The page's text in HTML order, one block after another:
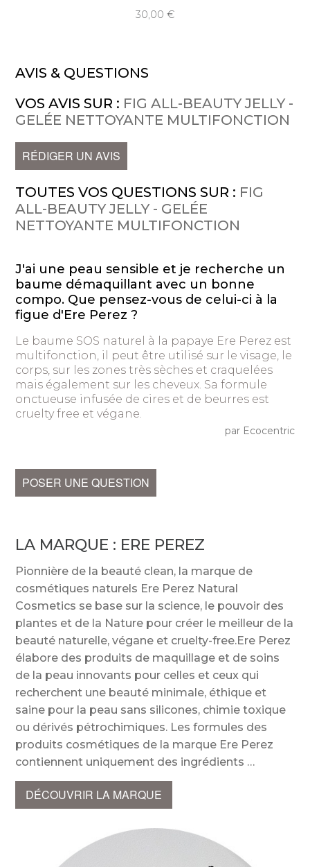
30,00
AVIS & QUESTIONS
VOS AVIS SUR : FIG ALL-BEAUTY JELLY -
GELÉE NETTOYANTE MULTIFONCTION
RÉDIGER UN AVIS
TOUTES VOS QUESTIONS SUR : FIG
ALL-BEAUTY JELLY - GELÉE
NETTOYANTE MULTIFONCTION
J'ai une peau sensible et je recherche un
baume démaquillant avec un bonne
compo. Que pensez-vous de celui-ci à la
figue d'Ere Perez ?
Le baume SOS naturel à la papaye Ere Perez est
multifonction, il peut être utilisé sur le visage, le
corps, sur les zones très sèches et craquelées
mais également sur les cheveux. Sa formule
onctueuse infusée de cires et de beurres est
cruelty free et végane.
par Ecocentric
POSER UNE QUESTION
LA MARQUE : ERE PEREZ
Pionnière de la beauté clean, la marque de
cosmétiques naturels Ere Perez Natural
Cosmetics se base sur la science, le pouvoir des
plantes et de la Nature pour créer le meilleur de la
beauté naturelle, végane et cruelty-free.Ere Perez
élabore des produits de maquillage et de soins
de la peau innovants pour celles et ceux qui
recherchent une beauté minimale, éthique et
saine pour la peau sans silicones, chimie toxique
ou dérivés pétrochimiques. Les formules des
produits cosmétiques de la marque Ere Perez
contiennent uniquement des ingrédients
DÉCOUVRIR LA MARQUE